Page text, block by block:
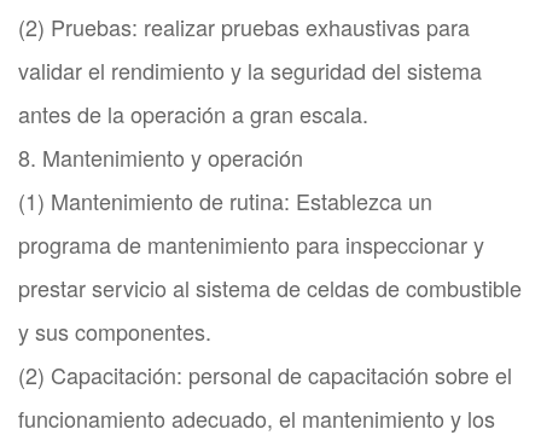
(2) Pruebas: realizar pruebas exhaustivas para
validar el rendimiento y la seguridad del sistema
antes de la operación a gran escala.
8. Mantenimiento y operación
(1) Mantenimiento de rutina: Establezca un
programa de mantenimiento para inspeccionar y
prestar servicio al sistema de celdas de combustible
y sus componentes.
(2) Capacitación: personal de capacitación sobre el
funcionamiento adecuado, el mantenimiento y los